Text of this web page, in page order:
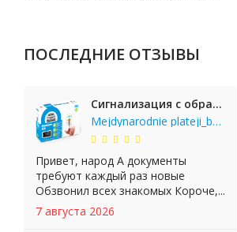
ПОСЛЕДНИЕ ОТЗЫВЫ
Сигнализация с обратной связью StarLine E65 BT 2CAN+LIN
Mejdynarodnie plateji_bgKi
Привет, народ А документы
требуют каждый раз новые
Обзвонил всех знакомых Короче,...
7 августа 2026